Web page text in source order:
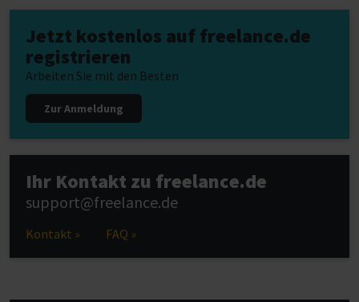
Jetzt kostenlos auf freelance.de
registrieren
Arbeiten Sie mit den Besten
Zur Anmeldung
Ihr Kontakt zu freelance.de
support@freelance.de
Kontakt » FAQ »